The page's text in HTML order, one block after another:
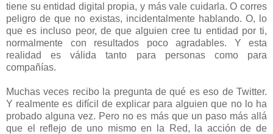
tiene su entidad digital propia, y más vale cuidarla. O corres
peligro de que no existas, incidentalmente hablando. O, lo
que es incluso peor, de que alguien cree tu entidad por ti,
normalmente con resultados poco agradables. Y esta
realidad es válida tanto para personas como para
compañías.
Muchas veces recibo la pregunta de qué es eso de Twitter.
Y realmente es difícil de explicar para alguien que no lo ha
probado alguna vez. Pero no es más que un paso más allá
que el reflejo de uno mismo en la Red, la acción de de